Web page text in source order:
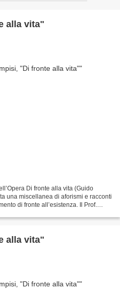
alla vita"
Di fronte alla vita (Guido
una miscellanea di aforismi e racconti
di fronte all’esistenza. Il Prof.
alla vita"